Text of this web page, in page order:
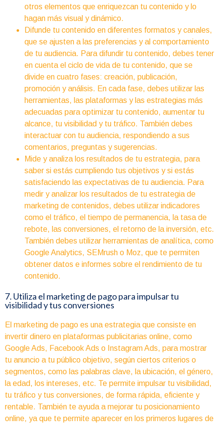
otros elementos que enriquezcan tu contenido y lo
hagan más visual y dinámico.
Difunde tu contenido en diferentes formatos y canales,
que se ajusten a las preferencias y al comportamiento
de tu audiencia. Para difundir tu contenido, debes tener
en cuenta el ciclo de vida de tu contenido, que se
divide en cuatro fases: creación, publicación,
promoción y análisis. En cada fase, debes utilizar las
herramientas, las plataformas y las estrategias más
adecuadas para optimizar tu contenido, aumentar tu
alcance, tu visibilidad y tu tráfico. También debes
interactuar con tu audiencia, respondiendo a sus
comentarios, preguntas y sugerencias.
Mide y analiza los resultados de tu estrategia, para
saber si estás cumpliendo tus objetivos y si estás
satisfaciendo las expectativas de tu audiencia. Para
medir y analizar los resultados de tu estrategia de
marketing de contenidos, debes utilizar indicadores
como el tráfico, el tiempo de permanencia, la tasa de
rebote, las conversiones, el retorno de la inversión, etc.
También debes utilizar herramientas de analítica, como
Google Analytics, SEMrush o Moz, que te permiten
obtener datos e informes sobre el rendimiento de tu
contenido.
7. Utiliza el marketing de pago para impulsar tu
visibilidad y tus conversiones
El marketing de pago es una estrategia que consiste en
invertir dinero en plataformas publicitarias online, como
Google Ads, Facebook Ads o Instagram Ads, para mostrar
tu anuncio a tu público objetivo, según ciertos criterios o
segmentos, como las palabras clave, la ubicación, el género,
la edad, los intereses, etc. Te permite impulsar tu visibilidad,
tu tráfico y tus conversiones, de forma rápida, eficiente y
rentable. También te ayuda a mejorar tu posicionamiento
online, ya que te permite aparecer en los primeros lugares de